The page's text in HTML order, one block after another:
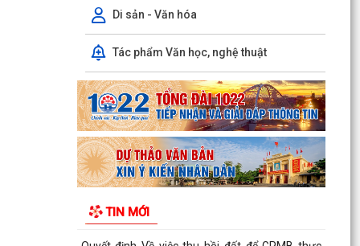
Di sản - Văn hóa
Tác phẩm Văn học, nghệ thuật
TIN MỚI
hiện Dự án: Mở rộng đường Lý Thái Tông kéo dài
(đoạn từ...
Quyết định Về việc thu hồi đất để GPMB thực
hiện Dự án: Mở rộng đường Lý Thái Tông kéo dài
(đoạn...
Quyết định Về việc thu hồi đất để GPMB thực
hiện Dự án: Mở rộng đường Lý Thái Tông kéo dài
(đoạn...
hiện Dự án: Mở rộng đường Lý Thái Tông kéo dài